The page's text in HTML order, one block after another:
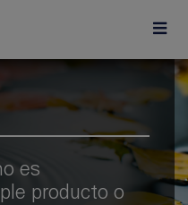
es
producto o